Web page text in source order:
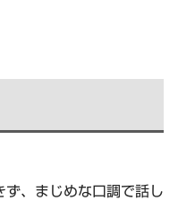
ず、まじめな口調で話し